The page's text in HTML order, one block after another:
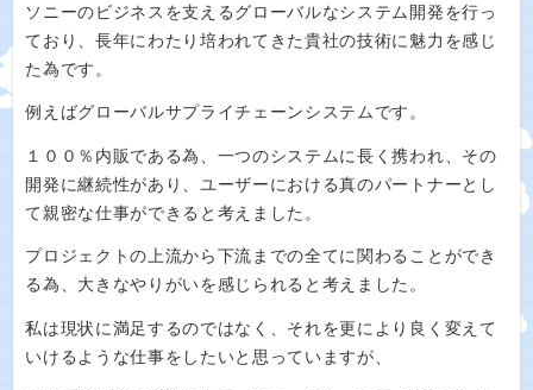
ソニーのビジネスを支えるグローバルなシステム開発を行っ
ており、長年にわたり培われてきた貴社の技術に魅力を感じ
た為です。
例えばグローバルサプライチェーンシステムです。
１００％内販である為、一つのシステムに長く携われ、その
開発に継続性があり、ユーザーにおける真のパートナーとし
て親密な仕事ができると考えました。
プロジェクトの上流から下流までの全てに関わることができ
る為、大きなやりがいを感じられると考えました。
私は現状に満足するのではなく、それを更により良く変えて
いけるような仕事をしたいと思っていますが、